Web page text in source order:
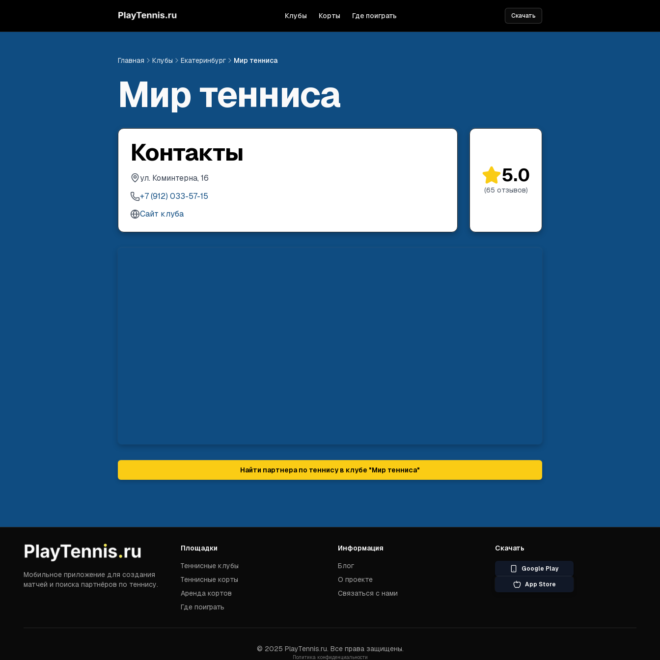
Клубы Корты Где поиграть Скачать
Главная Клубы Екатеринбург Мир тенниса
Мир тенниса
Контакты
ул. Коминтерна, 16
+7 (912) 033-57-15
Сайт клуба
5.0
(65 отзывов)
Найти партнера по теннису в клубе "Мир тенниса"
Мобильное приложение для создания
матчей и поиска партнёров по теннису.
Площадки
Теннисные клубы
Теннисные корты
Аренда кортов
Где поиграть
Информация
Блог
О проекте
Связаться с нами
Скачать
Google Play
App Store
© 2025 PlayTennis.ru. Все права защищены.
Политика конфиденциальности